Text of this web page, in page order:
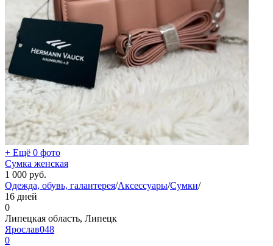
+ Ещё 0 фото
Сумка женская
1 000 руб.
Одежда, обувь, галантерея/Аксессуары/Сумки/
16 дней
0
Липецкая область, Липецк
Ярослав048
0